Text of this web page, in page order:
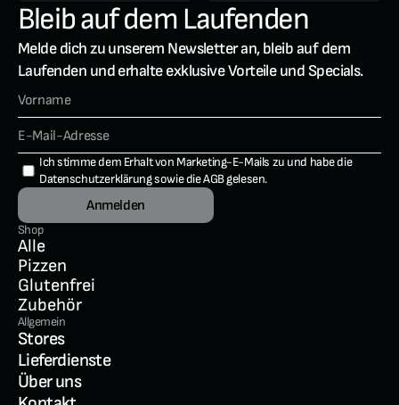
Bleib auf dem Laufenden
Melde dich zu unserem Newsletter an, bleib auf dem
Laufenden und erhalte exklusive Vorteile und Specials.
Ich stimme dem Erhalt von Marketing-E-Mails zu und habe die
Datenschutzerklärung sowie die AGB gelesen.
Anmelden
Shop
Alle
Pizzen
Glutenfrei
Zubehör
Allgemein
Stores
Lieferdienste
Über uns